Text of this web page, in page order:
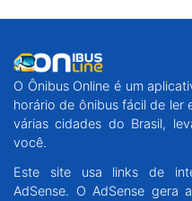
Santa Catarina
Rio Grande do Sul
Centro-Oeste
O Ônibus Online é um
horário de ônibus fácil de ler
várias cidades do Brasil,
você.
Este site usa links de
AdSense. O AdSense gera